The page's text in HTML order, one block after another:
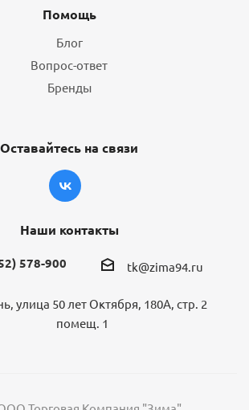
Помощь
Блог
Вопрос-ответ
Бренды
Оставайтесь на связи
Наши контакты
578-900 tk@zima94.ru
улица 50 лет Октября, 180А, стр. 2
помещ. 1